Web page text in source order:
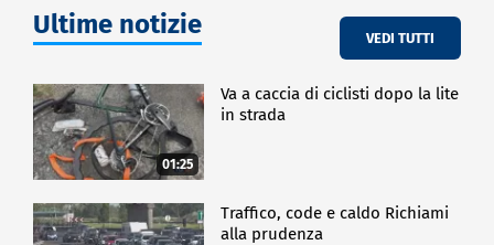
Ultime notizie VEDI TUTTI
01:25
Va a caccia di ciclisti dopo la lite
in strada
Traffico, code e caldo Richiami
alla prudenza